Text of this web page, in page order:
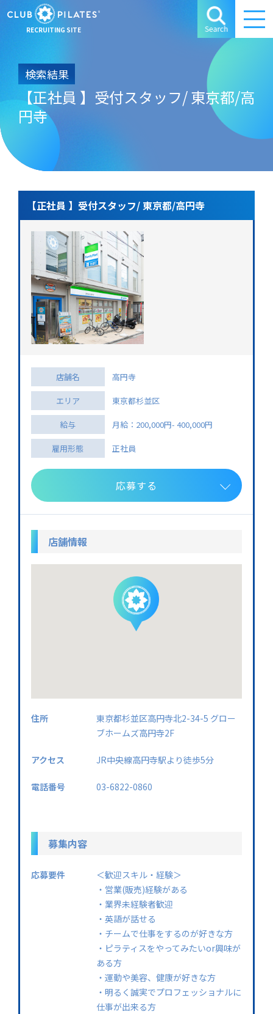
RECRUITING SITE
検索結果
【正社員 】受付スタッフ/ 東京都/高
円寺
【正社員 】受付スタッフ/ 東京都/高円寺
店舗名 高円寺
エリア 東京都杉並区
給与 月給：200,000円- 400,000円
雇用形態 正社員
応募する
店舗情報
住所
東京都杉並区高円寺北2-34-5 グロー
ブホームズ高円寺2F
アクセス JR中央線高円寺駅より徒歩5分
電話番号 03-6822-0860
募集内容
応募要件
＜歓迎スキル・経験＞
・営業(販売)経験がある
・業界未経験者歓迎
・英語が話せる
・チームで仕事をするのが好きな方
・ピラティスをやってみたいor興味が
ある方
・運動や美容、健康が好きな方
・明るく誠実でプロフェッショナルに
仕事が出来る方